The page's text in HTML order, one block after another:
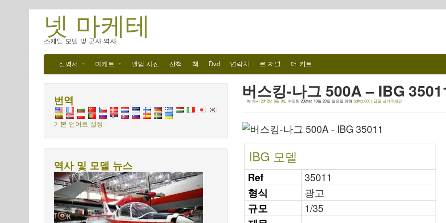
넷 마케테
스케일 모델 및 군사 역사
설명서 마케트 앨범 사진 산책 책 Dvd 연락처 르 저널 더 키트
버스킹-나그 500A – IBG
에 게시 2012년 6월 9일 수정된 2024년 10월 20일 일요일 의해 SdKfz.000| 답을 남겨주세요
IBG 모델
Ref
35011
형식
광고
규모
1/35
번역
기본 언어로 설정
역사 및 모델 뉴스